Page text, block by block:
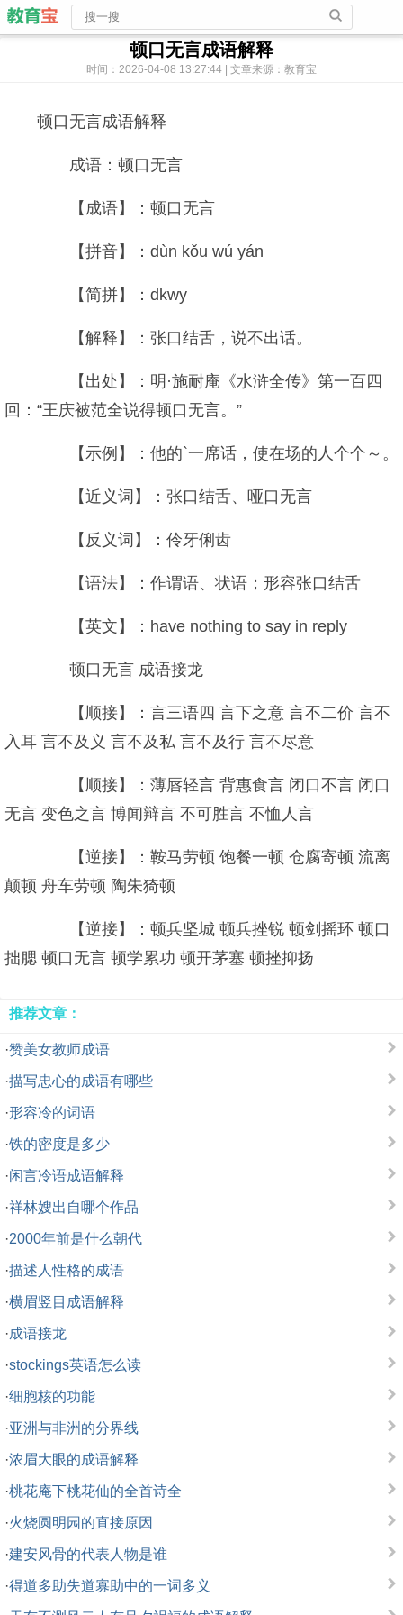
顿口无言成语解释
时间：2026-04-08 13:27:44 | 文章来源：教育宝
顿口无言成语解释
成语：顿口无言
【成语】：顿口无言
【拼音】：dùn kǒu wú yán
【简拼】：dkwy
【解释】：张口结舌，说不出话。
【出处】：明·施耐庵《水浒全传》第一百四
回：“王庆被范全说得顿口无言。”
【示例】：他的`一席话，使在场的人个个～。
【近义词】：张口结舌、哑口无言
【反义词】：伶牙俐齿
【语法】：作谓语、状语；形容张口结舌
【英文】：have nothing to say in reply
顿口无言 成语接龙
【顺接】：言三语四 言下之意 言不二价 言不
入耳 言不及义 言不及私 言不及行 言不尽意
【顺接】：薄唇轻言 背惠食言 闭口不言 闭口
无言 变色之言 博闻辩言 不可胜言 不恤人言
【逆接】：鞍马劳顿 饱餐一顿 仓腐寄顿 流离
颠顿 舟车劳顿 陶朱猗顿
【逆接】：顿兵坚城 顿兵挫锐 顿剑摇环 顿口
拙腮 顿口无言 顿学累功 顿开茅塞 顿挫抑扬
推荐文章：
·赞美女教师成语
·描写忠心的成语有哪些
·形容冷的词语
·铁的密度是多少
·闲言冷语成语解释
·祥林嫂出自哪个作品
·2000年前是什么朝代
·描述人性格的成语
·横眉竖目成语解释
·成语接龙
·stockings英语怎么读
·细胞核的功能
·亚洲与非洲的分界线
·浓眉大眼的成语解释
·桃花庵下桃花仙的全首诗全
·火烧圆明园的直接原因
·建安风骨的代表人物是谁
·得道多助失道寡助中的一词多义